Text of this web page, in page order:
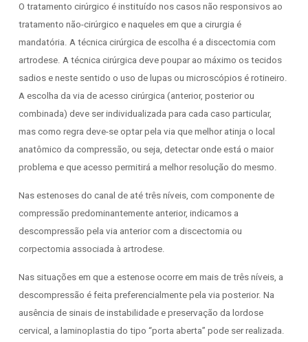
O tratamento cirúrgico é instituído nos casos não responsivos ao
tratamento não-cirúrgico e naqueles em que a cirurgia é
mandatória. A técnica cirúrgica de escolha é a discectomia com
artrodese. A técnica cirúrgica deve poupar ao máximo os tecidos
sadios e neste sentido o uso de lupas ou microscópios é rotineiro.
A escolha da via de acesso cirúrgica (anterior, posterior ou
combinada) deve ser individualizada para cada caso particular,
mas como regra deve-se optar pela via que melhor atinja o local
anatômico da compressão, ou seja, detectar onde está o maior
problema e que acesso permitirá a melhor resolução do mesmo.
Nas estenoses do canal de até três níveis, com componente de
compressão predominantemente anterior, indicamos a
descompressão pela via anterior com a discectomia ou
corpectomia associada à artrodese.
Nas situações em que a estenose ocorre em mais de três níveis, a
descompressão é feita preferencialmente pela via posterior. Na
ausência de sinais de instabilidade e preservação da lordose
cervical, a laminoplastia do tipo “porta aberta” pode ser realizada.